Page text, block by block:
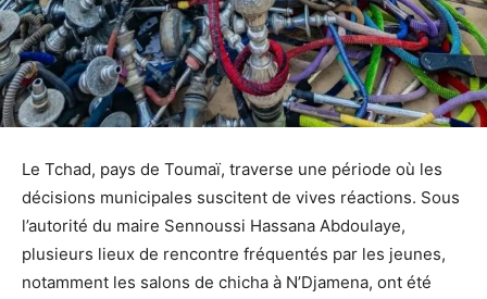
Le Tchad, pays de Toumaï, traverse une période où les
décisions municipales suscitent de vives réactions. Sous
l’autorité du maire Sennoussi Hassana Abdoulaye,
plusieurs lieux de rencontre fréquentés par les jeunes,
notamment les salons de chicha à N’Djamena, ont été